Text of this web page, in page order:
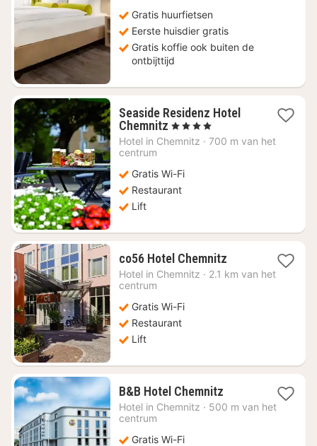
Gratis huurfietsen
Eerste huisdier gratis
Gratis koffie ook buiten de
ontbijttijd
Seaside Residenz Hotel
Chemnitz 1
nacht
97,46
, 4 Sterren
Hotel in Chemnitz · 700 m van het
centrum
Gratis Wi-Fi
Restaurant
Lift
co56 Hotel Chemnitz1
nacht
Hotel in Chemnitz · 2.1 km van het
centrum
Gratis Wi-Fi
Restaurant
Lift
B&B Hotel Chemnitz1
nacht
Hotel in Chemnitz · 500 m van het
centrum
Gratis Wi-Fi